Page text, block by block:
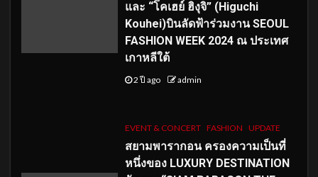
และ “โคเฮย์ ฮิงุจิ” (Higuchi
Kouhei)บินลัดฟ้าร่วมงาน SEOUL
FASHION WEEK 2024 ณ ประเทศ
เกาหลีใต้
2 ปี ago admin
EVENT & CONCERT FASHION UPDATE
สยามพารากอน ครองความเป็นที่
หนึ่งของ LUXURY DESTINATION